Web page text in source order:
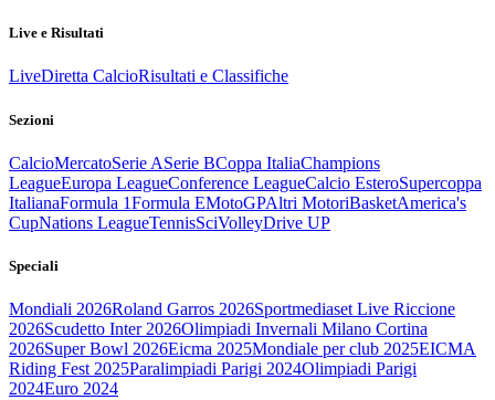
Live e Risultati
LiveDiretta CalcioRisultati e Classifiche
Sezioni
CalcioMercatoSerie ASerie BCoppa ItaliaChampions
LeagueEuropa LeagueConference LeagueCalcio EsteroSupercoppa
ItalianaFormula 1Formula EMotoGPAltri MotoriBasketAmerica's
CupNations LeagueTennisSciVolleyDrive UP
Speciali
Mondiali 2026Roland Garros 2026Sportmediaset Live Riccione
2026Scudetto Inter 2026Olimpiadi Invernali Milano Cortina
2026Super Bowl 2026Eicma 2025Mondiale per club 2025EICMA
Riding Fest 2025Paralimpiadi Parigi 2024Olimpiadi Parigi
2024Euro 2024